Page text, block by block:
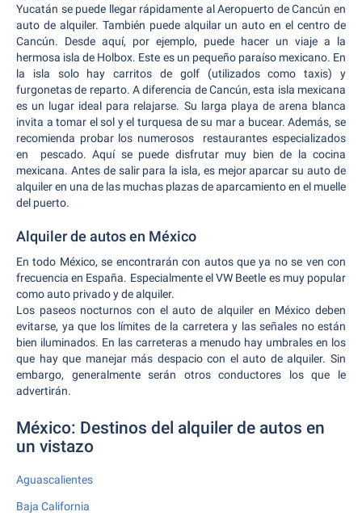
Yucatán se puede llegar rápidamente al Aeropuerto de Cancún en
auto de alquiler. También puede alquilar un auto en el centro de
Cancún. Desde aquí, por ejemplo, puede hacer un viaje a la
hermosa isla de Holbox. Este es un pequeño paraíso mexicano. En
la isla solo hay carritos de golf (utilizados como taxis) y
furgonetas de reparto. A diferencia de Cancún, esta isla mexicana
es un lugar ideal para relajarse. Su larga playa de arena blanca
invita a tomar el sol y el turquesa de su mar a bucear. Además, se
recomienda probar los numerosos restaurantes especializados
en pescado. Aquí se puede disfrutar muy bien de la cocina
mexicana. Antes de salir para la isla, es mejor aparcar su auto de
alquiler en una de las muchas plazas de aparcamiento en el muelle
del puerto.
Alquiler de autos en México
En todo México, se encontrarán con autos que ya no se ven con
frecuencia en España. Especialmente el VW Beetle es muy popular
como auto privado y de alquiler.
Los paseos nocturnos con el auto de alquiler en México deben
evitarse, ya que los límites de la carretera y las señales no están
bien iluminados. En las carreteras a menudo hay umbrales en los
que hay que manejar más despacio con el auto de alquiler. Sin
embargo, generalmente serán otros conductores los que le
advertirán.
México: Destinos del alquiler de autos en
un vistazo
Aguascalientes
Baja California